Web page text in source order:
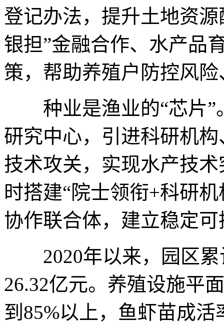
登记办法，提升土地资
银担”金融合作、水产品
策，帮助养殖户防控风
种业是渔业的“芯片”
研究中心，引进科研机
技术攻关，实现水产技
时搭建“院士领衔+科研
协作联合体，建立稳定
2020年以来，园区累
26.32亿元。养殖设施平
到85%以上，鱼虾苗成